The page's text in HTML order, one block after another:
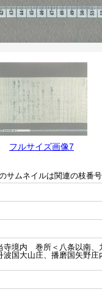
フルサイズ画像7
サムネイルは関連の枝番
寺境内 巻所＜八条以南、
国大山庄、播磨国矢野